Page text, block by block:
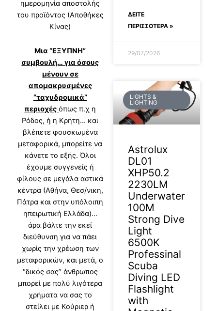
ημερομηνία αποστολής
του προϊόντος (Αποθήκες
Κίνας)
Μια “ΕΞΥΠΝΗ”
συμβουλή… για όσους
μένουν σε
απομακρυσμένες
“ταχυδρομικά”
περιοχές όπως π.χ η
Ρόδος, ή η Κρήτη… και
βλέπετε φουσκωμένα
μεταφορικά, μπορείτε να
κάνετε το εξής. Όλοι
έχουμε συγγενείς ή
φίλους σε μεγάλα αστικά
κέντρα (Αθήνα, Θεσ/νικη,
Πάτρα και στην υπόλοιπη
ηπειρωτική Ελλάδα)…
άρα βάλτε την εκεί
διεύθυνση για να πάει
χωρίς την χρέωση των
μεταφορικών, και μετά, ο
“δικός σας” άνθρωπος
μπορεί με πολύ λιγότερα
χρήματα να σας το
στείλει με Κούριερ ή
ΔΕΊΤΕ
ΠΕΡΙΣΣΟΤΕΡΑ »
29/07/2026
LIGHTS &
LIGHTING
Astrolux
DL01
XHP50.2
2230LM
Underwater
100M
Strong Dive
Light
6500K
Professinal
Scuba
Diving LED
Flashlight
with